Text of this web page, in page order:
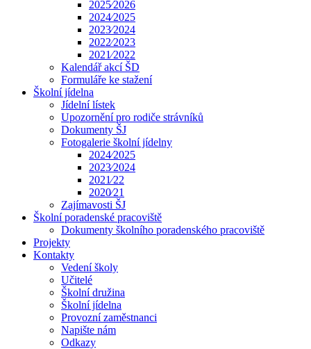
2025⁄2026
2024⁄2025
2023⁄2024
2022⁄2023
2021⁄2022
Kalendář akcí ŠD
Formuláře ke stažení
Školní jídelna
Jídelní lístek
Upozornění pro rodiče strávníků
Dokumenty ŠJ
Fotogalerie školní jídelny
2024⁄2025
2023⁄2024
2021⁄22
2020⁄21
Zajímavosti ŠJ
Školní poradenské pracoviště
Dokumenty školního poradenského pracoviště
Projekty
Kontakty
Vedení školy
Učitelé
Školní družina
Školní jídelna
Provozní zaměstnanci
Napište nám
Odkazy